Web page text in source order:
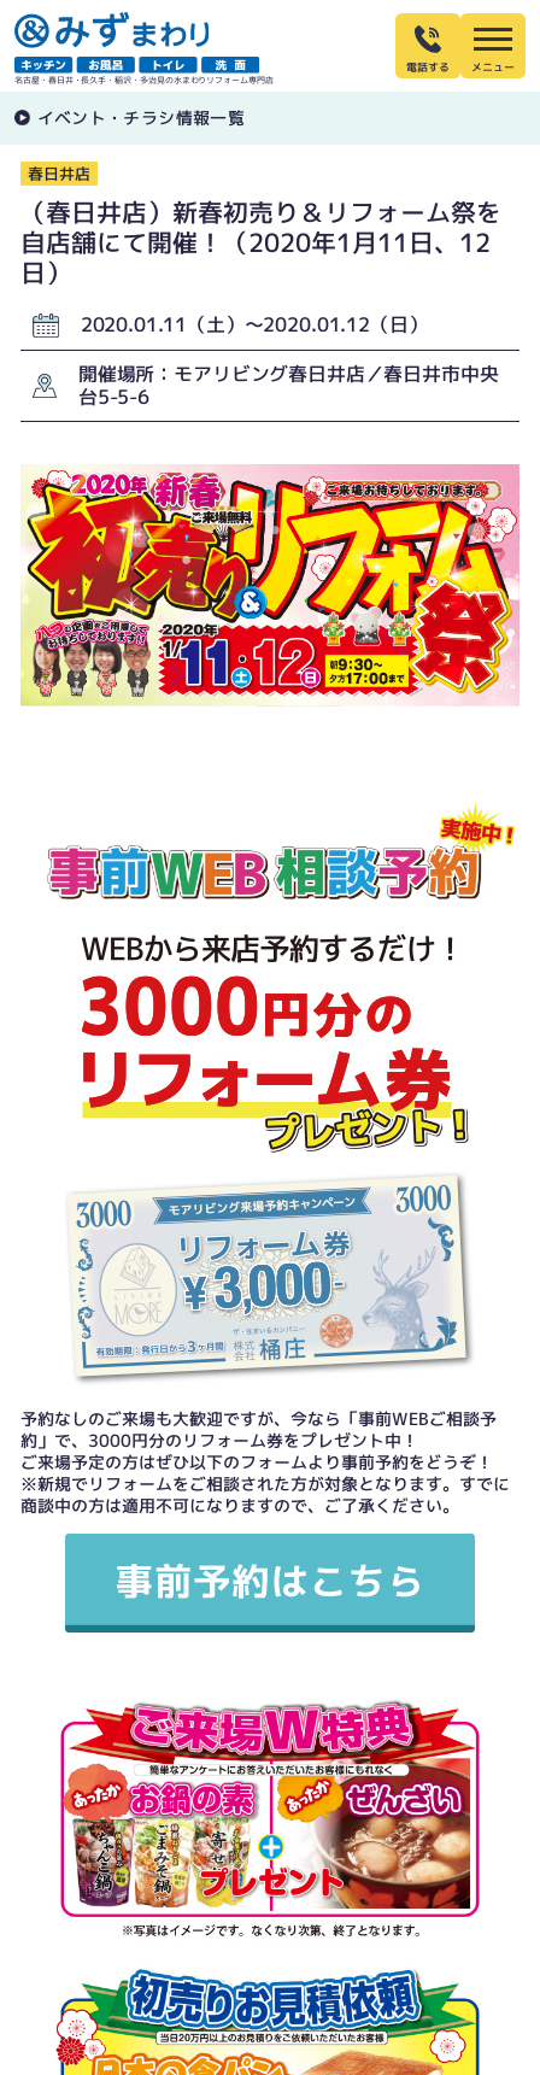
名古屋・春日井・長久手・稲沢・多治見の水まわりリフォーム専門店
電話する
イベント・チラシ情報一覧
春日井店
（春日井店）新春初売り＆リフォーム祭を
自店舗にて開催！（2020年1月11日、12
日）
2020.01.11（土）〜2020.01.12（日）
開催場所：モアリビング春日井店／春日井市中央
台5-5-6
予約なしのご来場も大歓迎ですが、今なら「事前WEBご相談予
約」で、3000円分のリフォーム券をプレゼント中！
ご来場予定の方はぜひ以下のフォームより事前予約をどうぞ！
※新規でリフォームをご相談された方が対象となります。すでに
商談中の方は適用不可になりますので、ご了承ください。